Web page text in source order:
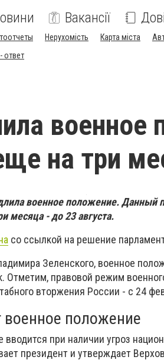
Вакансії
Нерухомість Карта міста
ответ
военное
на три
военное положение. Данный
месяца - до 23 августа.
со ссылкой на решение
Зеленского, военное
Отметим, правовой режим
вторжения России - с 24
военное положение
при наличии угроз
президент и утверждает